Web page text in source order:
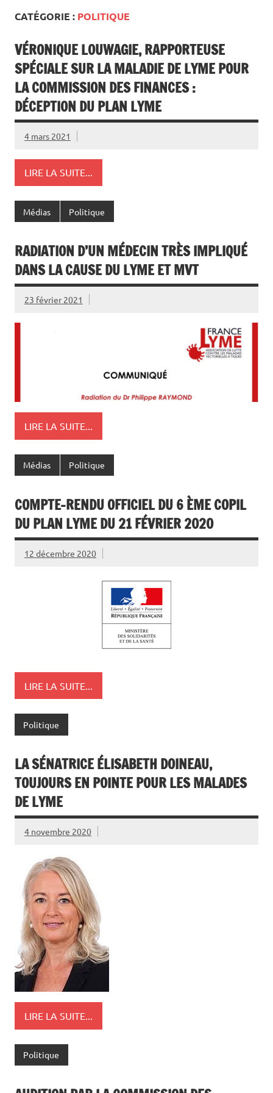
CATÉGORIE : POLITIQUE
VÉRONIQUE LOUWAGIE, RAPPORTEUSE
SPÉCIALE SUR LA MALADIE DE LYME POUR
LA COMMISSION DES FINANCES :
DÉCEPTION DU PLAN LYME
4 mars 2021
LIRE LA SUITE...
Médias Politique
RADIATION D’UN MÉDECIN TRÈS IMPLIQUÉ
DANS LA CAUSE DU LYME ET MVT
23 février 2021
LIRE LA SUITE...
Médias Politique
COMPTE-RENDU OFFICIEL DU 6 ÈME COPIL
DU PLAN LYME DU 21 FÉVRIER 2020
12 décembre 2020
LIRE LA SUITE...
Politique
LA SÉNATRICE ÉLISABETH DOINEAU,
TOUJOURS EN POINTE POUR LES MALADES
DE LYME
4 novembre 2020
LIRE LA SUITE...
Politique